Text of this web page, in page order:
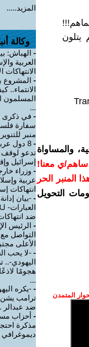
والمساواة
ساهم/ي معنا!
المنبر الحر
التحويل
المتمدن
المزيد.....
وكالة
- الهباش:
العربية
الانتهاكات
- المشروع
الانتماء..
المسلمون
...
- في ذكرى
سفارة
منبر
-
8 دول
تدعو لوقف
إسرائيل
-
عربية
انتهاكات
- -بيان
ضد
- الرئيس
التواصل
الأعلى
- -لا يحب
اليهودي-..
هجومًا
...
- -يكره
ترامب يشن
ضد عبدالر
- أحزاب
مذكرة